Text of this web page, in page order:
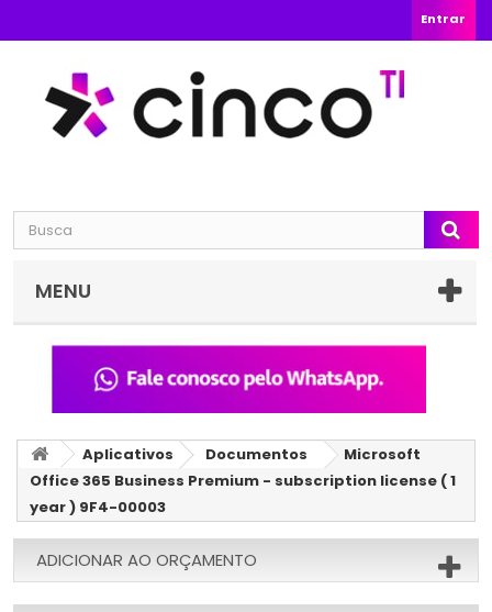
Entrar
MENU
Aplicativos Documentos
Microsoft
Office 365 Business Premium - subscription license ( 1
year ) 9F4-00003
ADICIONAR AO ORÇAMENTO